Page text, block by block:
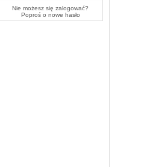
Nie możesz się zalogować?
Poproś o nowe hasło